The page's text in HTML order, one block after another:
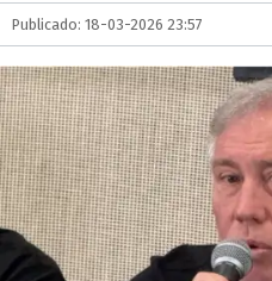
Publicado: 18-03-2026 23:57